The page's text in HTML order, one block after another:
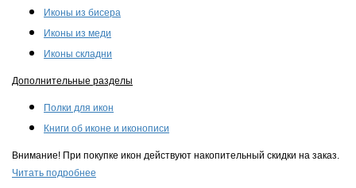
Иконы из бисера
Иконы из меди
Иконы складни
Дополнительные разделы
Полки для икон
Книги об иконе и иконописи
Внимание! При покупке икон действуют накопительный скидки на заказ.
Читать подробнее